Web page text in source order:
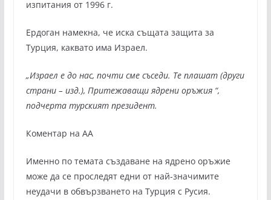
изпитания от 1996 г.
Ердоган намекна, че иска същата защита за
Турция, каквато има Израел.
„Израел е до нас, почти сме съседи. Те плашат (други
страни – изд.), Притежаващи ядрени оръжия “,
подчерта турският президент.
Коментар на АА
Именно по темата създаване на ядрено оръжие
може да се проследят едни от най-значимите
неудачи в обвързването на Турция с Русия.